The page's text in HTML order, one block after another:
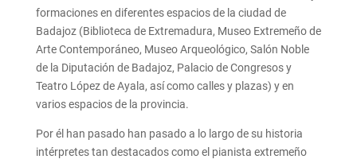
formaciones en diferentes espacios de la ciudad de
Badajoz (Biblioteca de Extremadura, Museo Extremeño de
Arte Contemporáneo, Museo Arqueológico, Salón Noble
de la Diputación de Badajoz, Palacio de Congresos y
Teatro López de Ayala, así como calles y plazas) y en
varios espacios de la provincia.
Por él han pasado han pasado a lo largo de su historia
intérpretes tan destacados como el pianista extremeño